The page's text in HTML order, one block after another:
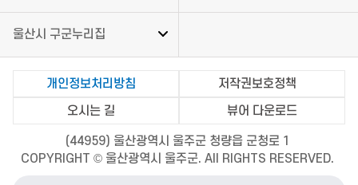
울산시 구군누리집
개인정보처리방침
저작권보호정책
오시는 길
뷰어 다운로드
(44959) 울산광역시 울주군 청량읍 군청로 1
COPYRIGHT © 울산광역시 울주군. All RIGHTS RESERVED.